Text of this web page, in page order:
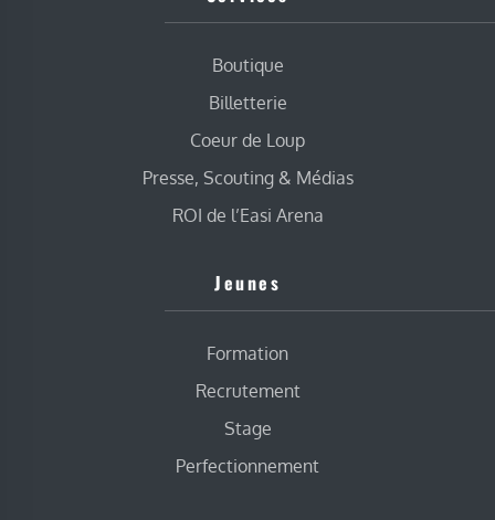
Boutique
Billetterie
Coeur de Loup
Presse, Scouting & Médias
ROI de l’Easi Arena
Jeunes
Formation
Recrutement
Stage
Perfectionnement